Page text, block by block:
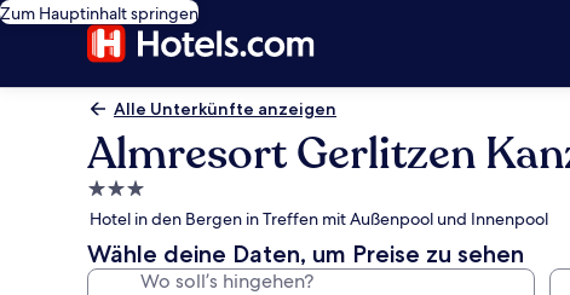
Zum Hauptinhalt springen
Alle Unterkünfte anzeigen
Almresort Gerlitzen
3.0-
Sterne-
Unterkunft
Hotel in den Bergen in Treffen mit Außenpool und Innenpool
Wähle deine Daten, um Preise zu sehen
Wo soll’s hingehen?